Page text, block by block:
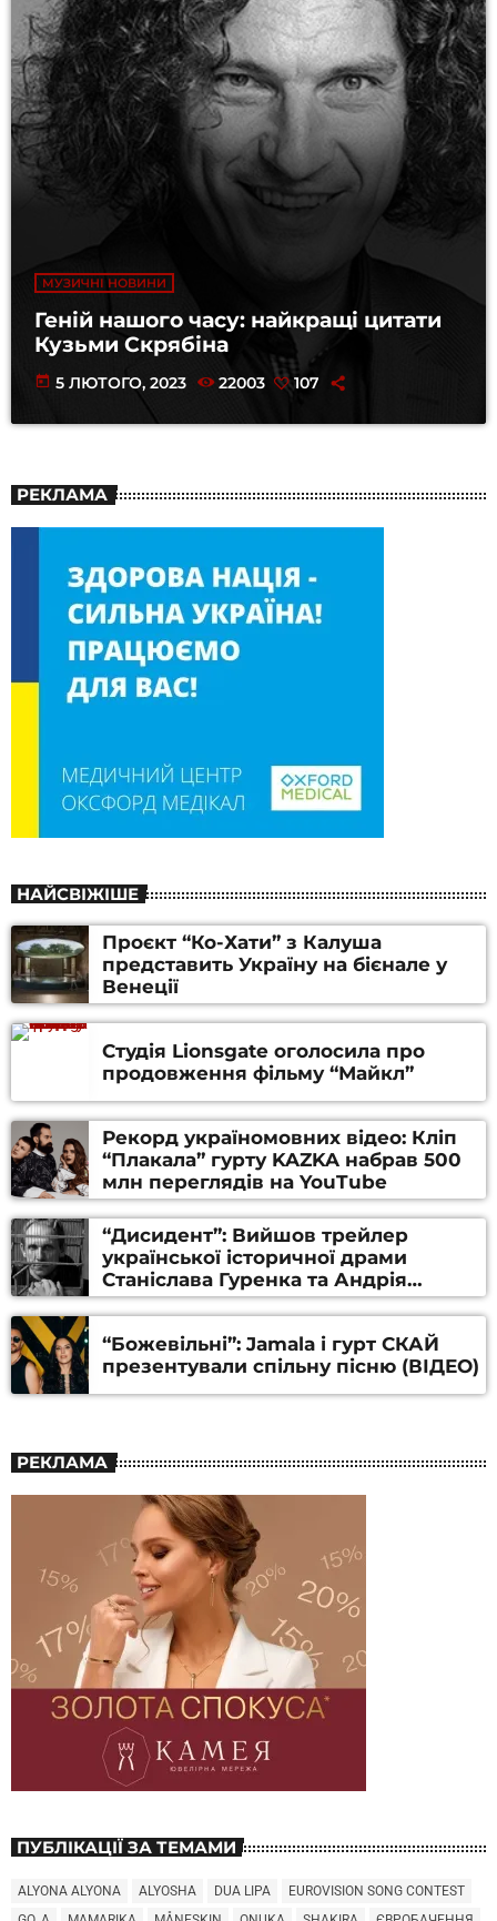
МУЗИЧНІ НОВИНИ
Геній нашого часу: найкращі цитати
Кузьми Скрябіна
today 5 ЛЮТОГО, 2023 22003 107
РЕКЛАМА
НАЙСВІЖІШЕ
Проєкт “Ко-Хати” з Калуша
представить Україну на бієнале у
Венеції
Студія Lionsgate оголосила про
продовження фільму “Майкл”
Рекорд україномовних відео: Кліп
“Плакала” гурту KAZKA набрав 500
млн переглядів на YouTube
“Дисидент”: Вийшов трейлер
української історичної драми
Станіслава Гуренка та Андрія
Алфьорова (ВІДЕО)
“Божевільні”: Jamala і гурт СКАЙ
презентували спільну пісню (ВІДЕО)
РЕКЛАМА
ПУБЛІКАЦІЇ ЗА ТЕМАМИ
ALYONA ALYONA ALYOSHA DUA LIPA
EUROVISION SONG CONTEST